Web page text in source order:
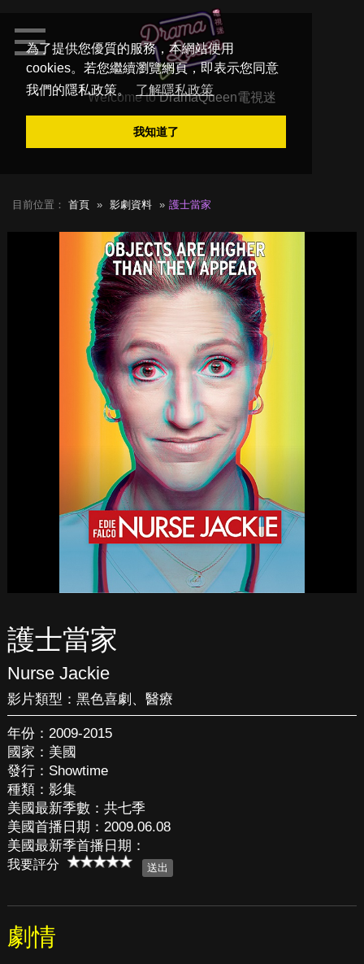
為了提供您優質的服務，本網站使用
cookies。若您繼續瀏覽網頁，即表示您同意
我們的隱私政策。
了解隱私政策
我知道了
Welcome toDramaQueen電視迷
目前位置： 首頁 影劇資料 護士當家
護士當家
Nurse Jackie
影片類型： 黑色喜劇 、 醫療
年份：2009-2015
國家：美國
發行：Showtime
種類：影集
美國最新季數：共七季
美國首播日期：2009.06.08
美國最新季首播日期：
我要評分
劇情